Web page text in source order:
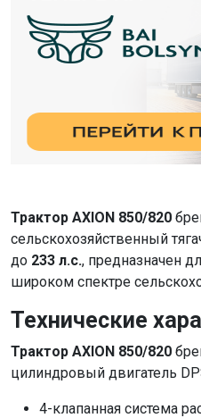
Трактор AXION 850/820
сельскохозяйственный
до 233 л.с., предназначен
широком спектре
Технические
Трактор AXION 850/820
цилиндровый двигатель
4-клапанная система